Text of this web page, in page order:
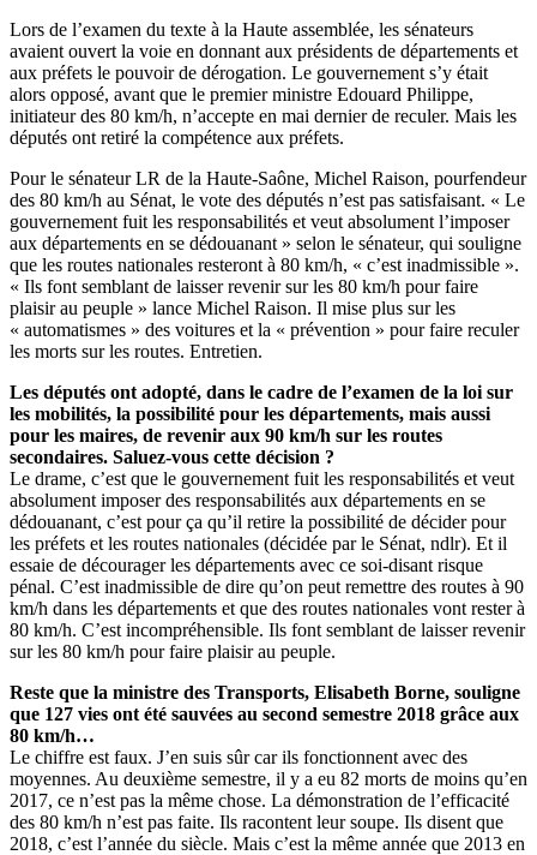
Lors de l’examen du texte à la Haute assemblée, les sénateurs
avaient ouvert la voie en donnant aux présidents de départements et
aux préfets le pouvoir de dérogation. Le gouvernement s’y était
alors opposé, avant que le premier ministre Edouard Philippe,
initiateur des 80 km/h, n’accepte en mai dernier de reculer. Mais les
députés ont retiré la compétence aux préfets.
Pour le sénateur LR de la Haute-Saône, Michel Raison, pourfendeur
des 80 km/h au Sénat, le vote des députés n’est pas satisfaisant. « Le
gouvernement fuit les responsabilités et veut absolument l’imposer
aux départements en se dédouanant » selon le sénateur, qui souligne
que les routes nationales resteront à 80 km/h, « c’est inadmissible ».
« Ils font semblant de laisser revenir sur les 80 km/h pour faire
plaisir au peuple » lance Michel Raison. Il mise plus sur les
« automatismes » des voitures et la « prévention » pour faire reculer
les morts sur les routes. Entretien.
Les députés ont adopté, dans le cadre de l’examen de la loi sur
les mobilités, la possibilité pour les départements, mais aussi
pour les maires, de revenir aux 90 km/h sur les routes
secondaires. Saluez-vous cette décision ?
Le drame, c’est que le gouvernement fuit les responsabilités et veut
absolument imposer des responsabilités aux départements en se
dédouanant, c’est pour ça qu’il retire la possibilité de décider pour
les préfets et les routes nationales (décidée par le Sénat, ndlr). Et il
essaie de décourager les départements avec ce soi-disant risque
pénal. C’est inadmissible de dire qu’on peut remettre des routes à 90
km/h dans les départements et que des routes nationales vont rester à
80 km/h. C’est incompréhensible. Ils font semblant de laisser revenir
sur les 80 km/h pour faire plaisir au peuple.
Reste que la ministre des Transports, Elisabeth Borne, souligne
que 127 vies ont été sauvées au second semestre 2018 grâce aux
80 km/h…
Le chiffre est faux. J’en suis sûr car ils fonctionnent avec des
moyennes. Au deuxième semestre, il y a eu 82 morts de moins qu’en
2017, ce n’est pas la même chose. La démonstration de l’efficacité
des 80 km/h n’est pas faite. Ils racontent leur soupe. Ils disent que
2018, c’est l’année du siècle. Mais c’est la même année que 2013 en